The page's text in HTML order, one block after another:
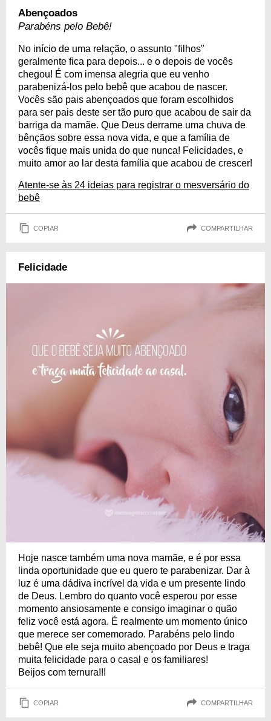
Abençoados
Parabéns pelo Bebê!
No início de uma relação, o assunto "filhos"
geralmente fica para depois... e o depois de vocês
chegou! É com imensa alegria que eu venho
parabenizá-los pelo bebê que acabou de nascer.
Vocês são pais abençoados que foram escolhidos
para ser pais deste ser tão puro que acabou de sair da
barriga da mamãe. Que Deus derrame uma chuva de
bênçãos sobre essa nova vida, e que a família de
vocês fique mais unida do que nunca! Felicidades, e
muito amor ao lar desta família que acabou de crescer!
Atente-se às 24 ideias para registrar o mesversário do
bebê
COPIAR COMPARTILHAR
Felicidade
Hoje nasce também uma nova mamãe, e é por essa
linda oportunidade que eu quero te parabenizar. Dar à
luz é uma dádiva incrível da vida e um presente lindo
de Deus. Lembro do quanto você esperou por esse
momento ansiosamente e consigo imaginar o quão
feliz você está agora. É realmente um momento único
que merece ser comemorado. Parabéns pelo lindo
bebê! Que ele seja muito abençoado por Deus e traga
muita felicidade para o casal e os familiares!
Beijos com ternura!!!
COPIAR COMPARTILHAR